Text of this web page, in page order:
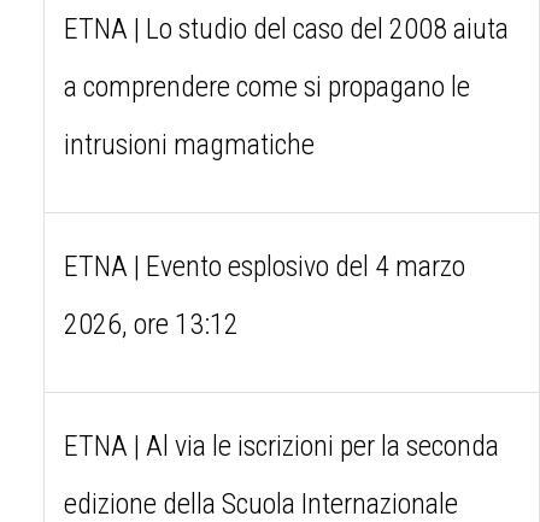
ETNA | Lo studio del caso del 2008 aiuta
a comprendere come si propagano le
intrusioni magmatiche
ETNA | Evento esplosivo del 4 marzo
2026, ore 13:12
ETNA | Al via le iscrizioni per la seconda
edizione della Scuola Internazionale